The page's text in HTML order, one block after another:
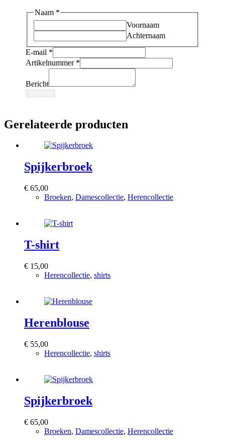
Naam *
Voornaam
Achternaam
Artikelnummer
E-
E-mail *
Artikelnummer *
Bericht
Gerelateerde producten
Spijkerbroek
€ 65,00
Broeken, Damescollectie, Herencollectie
T-shirt
€ 15,00
Herencollectie, shirts
Herenblouse
€ 55,00
Herencollectie, shirts
Spijkerbroek
€ 65,00
Broeken, Damescollectie, Herencollectie